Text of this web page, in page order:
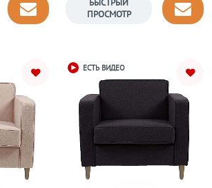
БЫСТРЫЙ
ПРОСМОТР
ЕСТЬ ВИДЕО